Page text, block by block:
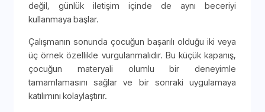
değil, günlük iletişim içinde de aynı beceriyi
kullanmaya başlar.
Çalışmanın sonunda çocuğun başarılı olduğu iki veya
üç örnek özellikle vurgulanmalıdır. Bu küçük kapanış,
çocuğun materyali olumlu bir deneyimle
tamamlamasını sağlar ve bir sonraki uygulamaya
katılımını kolaylaştırır.